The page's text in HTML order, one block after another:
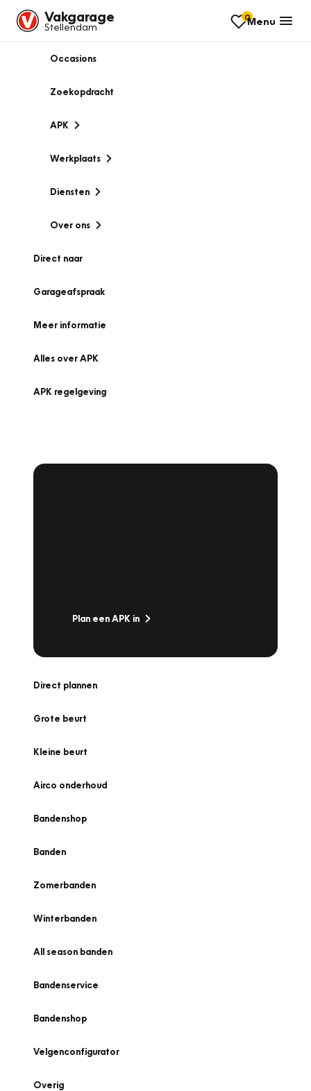
Vakgarage
Stellendam
0Menu
Occasions
Zoekopdracht
APK
Werkplaats
Diensten
Over ons
Direct naar
Garageafspraak
Meer informatie
Alles over APK
APK regelgeving
Plan een APK in
Direct plannen
Grote beurt
Kleine beurt
Airco onderhoud
Bandenshop
Banden
Zomerbanden
Winterbanden
All season banden
Bandenservice
Bandenshop
Velgenconfigurator
Overig